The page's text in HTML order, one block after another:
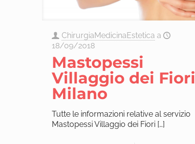
ChirurgiaMedicinaEstetica a
18/09/2018
Mastopessi
Villaggio dei Fiori
Milano
Tutte le informazioni relative al servizio
Mastopessi Villaggio dei Fiori[…]